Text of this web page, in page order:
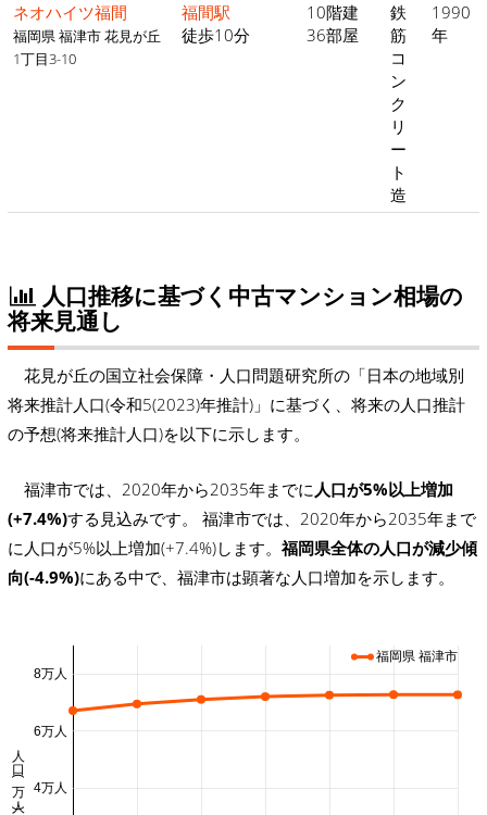
ネオハイツ福間
福岡県 福津市 花見が丘
1丁目3-10
福間駅
徒歩10分
10階建
36部屋
鉄
筋
コ
ン
ク
リ
ー
ト
造
1990
年
人口推移に基づく中古マンション相場の
将来見通し
花見が丘の国立社会保障・人口問題研究所の「日本の地域別
将来推計人口(令和5(2023)年推計)」に基づく、将来の人口推計
の予想(将来推計人口)を以下に示します。
福津市では、2020年から2035年までに 人口が5%以上増加
(+7.4%)する見込みです。 福津市では、2020年から2035年まで
に人口が5%以上増加(+7.4%)します。 福岡県全体の人口が減少傾
向(-4.9%)にある中で、福津市は顕著な人口増加を示します。
4万人
6万人
8万人
人口 (万人)
福岡県 福津市